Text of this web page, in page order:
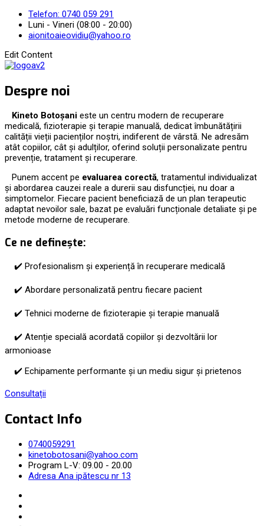
Telefon: 0740 059 291
Luni - Vineri (08:00 - 20:00)
aionitoaieovidiu@yahoo.ro
Edit Content
Despre noi
Kineto Botoșani este un centru modern de recuperare
medicală, fizioterapie și terapie manuală, dedicat îmbunătățirii
calității vieții pacienților noștri, indiferent de vârstă. Ne adresăm
atât copiilor, cât și adulților, oferind soluții personalizate pentru
prevenție, tratament și recuperare.
Punem accent pe evaluarea corectă, tratamentul individualizat
și abordarea cauzei reale a durerii sau disfuncției, nu doar a
simptomelor. Fiecare pacient beneficiază de un plan terapeutic
adaptat nevoilor sale, bazat pe evaluări funcționale detaliate și pe
metode moderne de recuperare.
Ce ne definește:
✔️ Profesionalism și experiență în recuperare medicală
✔️ Abordare personalizată pentru fiecare pacient
✔️ Tehnici moderne de fizioterapie și terapie manuală
✔️ Atenție specială acordată copiilor și dezvoltării lor
armonioase
✔️ Echipamente performante și un mediu sigur și prietenos
Consultații
Contact Info
0740059291
kinetobotosani@yahoo.com
Program L-V: 09.00 - 20.00
Adresa Ana ipătescu nr 13